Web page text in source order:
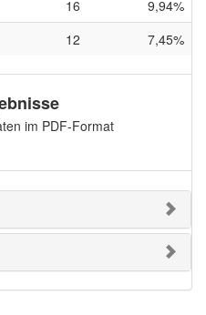
16
9,94%
12 7,45%
im PDF-Format